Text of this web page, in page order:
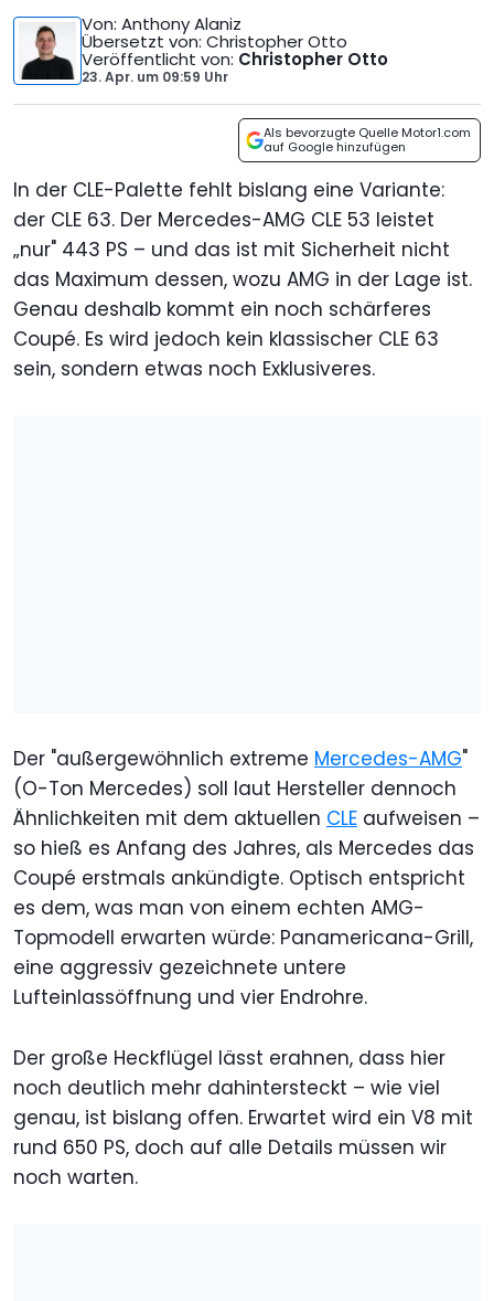
Von: Anthony Alaniz
Übersetzt von: Christopher Otto
Veröffentlicht von: Christopher Otto
23. Apr. um 09:59 Uhr
Als bevorzugte Quelle Motor1.com
auf Google hinzufügen
In der CLE-Palette fehlt bislang eine Variante:
der CLE 63. Der Mercedes-AMG CLE 53 leistet
„nur" 443 PS – und das ist mit Sicherheit nicht
das Maximum dessen, wozu AMG in der Lage ist.
Genau deshalb kommt ein noch schärferes
Coupé. Es wird jedoch kein klassischer CLE 63
sein, sondern etwas noch Exklusiveres.
Der "außergewöhnlich extreme Mercedes-AMG"
(O-Ton Mercedes) soll laut Hersteller dennoch
Ähnlichkeiten mit dem aktuellen CLE aufweisen –
so hieß es Anfang des Jahres, als Mercedes das
Coupé erstmals ankündigte. Optisch entspricht
es dem, was man von einem echten AMG-
Topmodell erwarten würde: Panamericana-Grill,
eine aggressiv gezeichnete untere
Lufteinlassöffnung und vier Endrohre.
Der große Heckflügel lässt erahnen, dass hier
noch deutlich mehr dahintersteckt – wie viel
genau, ist bislang offen. Erwartet wird ein V8 mit
rund 650 PS, doch auf alle Details müssen wir
noch warten.